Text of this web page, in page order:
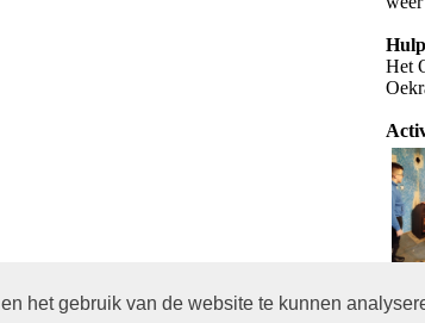
het gebruik van de website te kunnen
Het